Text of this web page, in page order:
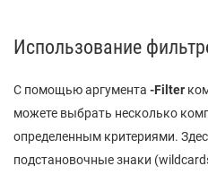
Использование
С помощью аргумента -Filter
можете выбрать несколько
определенным критериями.
подстановочные знаки